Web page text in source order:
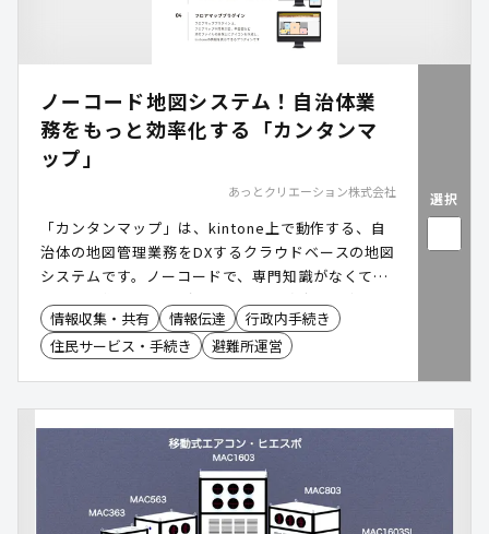
体制を実現します。 国内外1,000棟以上の豊富な導
入実績 国内一般販売として約200棟、国内・海外の
西尾市、矢板市、大野市、猿払村、南丹市、室戸市
など数多くの自治体様で協定締結・公募・直接導入
が進んでいます。
ノーコード地図システム！自治体業
務をもっと効率化する「カンタンマ
ップ」
あっとクリエーション株式会社
「カンタンマップ」は、kintone上で動作する、自
治体の地図管理業務をDXするクラウドベースの地図
システムです。ノーコードで、専門知識がなくても
簡単に操作できるのが特長です。業務内容に合わせ
てカスタマイズができるので、職員の業務サポート
ツールとして、また地域住民への情報発信ツールと
情報収集・共有 情報伝達
行政内手続き
住民サービス・手続き
避難所運営
選択